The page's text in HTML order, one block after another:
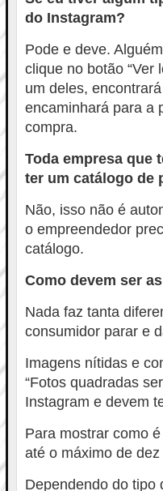
do Instagram?
Pode e deve.
clique no botão “Ver
um deles,
encaminhará para a
compra.
Toda empresa que
ter um catálogo de
Não, isso não é
o empreendedor
catálogo.
Como devem ser
Nada faz tanta
consumidor parar e
Imagens nítidas e
“Fotos quadradas
Instagram e devem
Para mostrar como
até o máximo de
Dependendo do tipo